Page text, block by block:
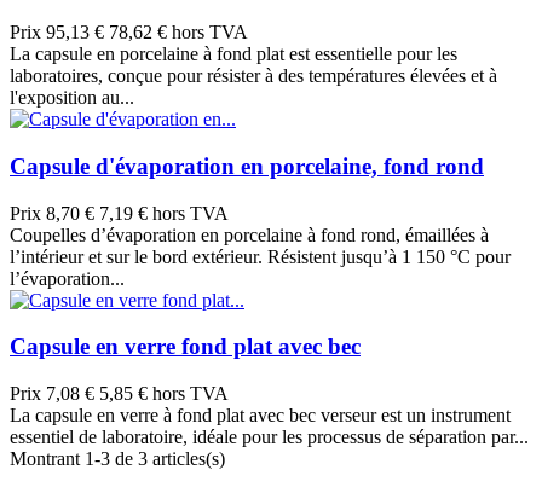
Prix 95,13 € 78,62 € hors TVA
La capsule en porcelaine à fond plat est essentielle pour les
laboratoires, conçue pour résister à des températures élevées et à
l'exposition au...
Capsule d'évaporation en porcelaine, fond rond
Prix 8,70 € 7,19 € hors TVA
Coupelles d’évaporation en porcelaine à fond rond, émaillées à
l’intérieur et sur le bord extérieur. Résistent jusqu’à 1 150 °C pour
l’évaporation...
Capsule en verre fond plat avec bec
Prix 7,08 € 5,85 € hors TVA
La capsule en verre à fond plat avec bec verseur est un instrument
essentiel de laboratoire, idéale pour les processus de séparation par...
Montrant 1-3 de 3 articles(s)